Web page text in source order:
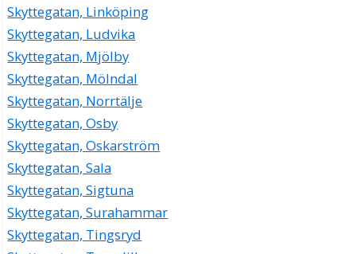
Skyttegatan, Linköping
Skyttegatan, Ludvika
Skyttegatan, Mjölby
Skyttegatan, Mölndal
Skyttegatan, Norrtälje
Skyttegatan, Osby
Skyttegatan, Oskarström
Skyttegatan, Sala
Skyttegatan, Sigtuna
Skyttegatan, Surahammar
Skyttegatan, Tingsryd